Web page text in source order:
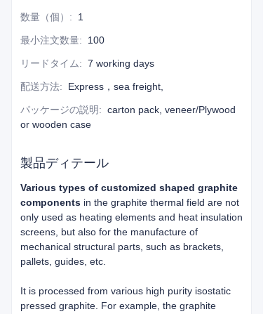
数量（個） : 1
最小注文数量: 100
リードタイム: 7 working days
配送方法: Express，sea freight,
パッケージの説明: carton pack, veneer/Plywood
or wooden case
製品ディテール
Various types of customized shaped graphite
components in the graphite thermal field are not
only used as heating elements and heat insulation
screens, but also for the manufacture of
mechanical structural parts, such as brackets,
pallets, guides, etc.
It is processed from various high purity isostatic
pressed graphite. For example, the graphite